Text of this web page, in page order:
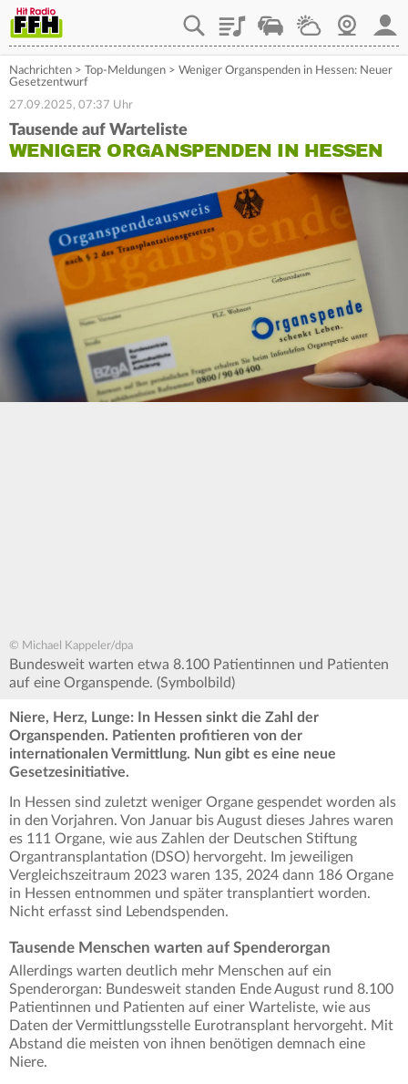
PlaylistStaupilotWetterWebcam
Nachrichten > Top-Meldungen > Weniger Organspenden in Hessen: Neuer
Gesetzentwurf
27.09.2025, 07:37 Uhr
Tausende auf Warteliste
WENIGER ORGANSPENDEN IN HESSEN
© Michael Kappeler/dpa
Bundesweit warten etwa 8.100 Patientinnen und Patienten
auf eine Organspende. (Symbolbild)
Niere, Herz, Lunge: In Hessen sinkt die Zahl der
Organspenden. Patienten profitieren von der
internationalen Vermittlung. Nun gibt es eine neue
Gesetzesinitiative.
In Hessen sind zuletzt weniger Organe gespendet worden als
in den Vorjahren. Von Januar bis August dieses Jahres waren
es 111 Organe, wie aus Zahlen der Deutschen Stiftung
Organtransplantation (DSO) hervorgeht. Im jeweiligen
Vergleichszeitraum 2023 waren 135, 2024 dann 186 Organe
in Hessen entnommen und später transplantiert worden.
Nicht erfasst sind Lebendspenden.
Tausende Menschen warten auf Spenderorgan
Allerdings warten deutlich mehr Menschen auf ein
Spenderorgan: Bundesweit standen Ende August rund 8.100
Patientinnen und Patienten auf einer Warteliste, wie aus
Daten der Vermittlungsstelle Eurotransplant hervorgeht. Mit
Abstand die meisten von ihnen benötigen demnach eine
Niere.